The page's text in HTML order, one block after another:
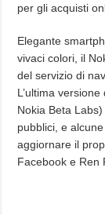
per gli acquisti
Elegante
vivaci colori, il
del servizio di
L’ultima
Nokia Beta
pubblici, e
aggiornare il
Facebook e Ren